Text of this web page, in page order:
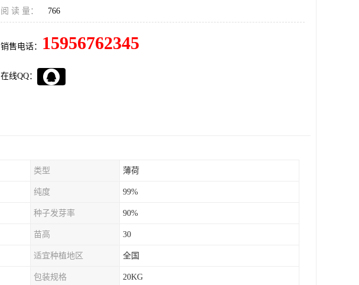
阅 读 量： 766
销售电话： 15956762345
在线QQ：
类型 薄荷
纯度 99%
种子发芽率 90%
苗高 30
适宜种植地区 全国
包装规格 20KG